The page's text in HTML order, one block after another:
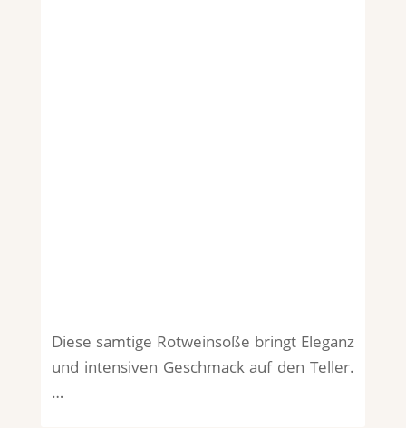
Diese samtige Rotweinsoße bringt Eleganz
und intensiven Geschmack auf den Teller.
…